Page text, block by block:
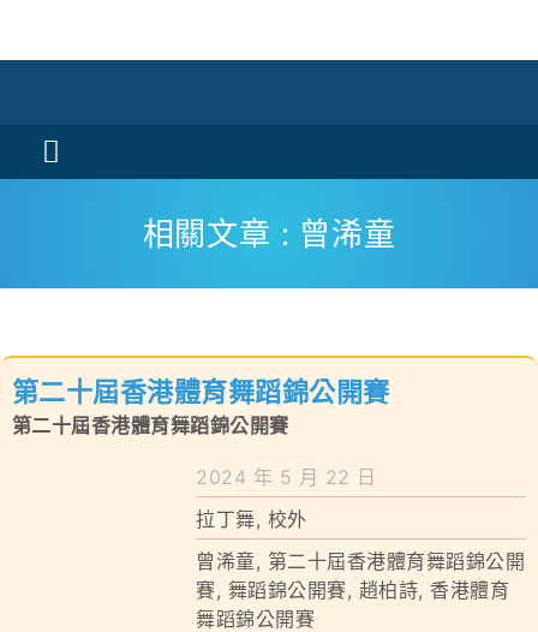
Toggle
校風及學生支援
相關文章 : 曾浠童
第二十屆香港體育舞蹈錦公開賽
第二十屆香港體育舞蹈錦公開賽
2024 年 5 月 22 日
拉丁舞, 校外
曾浠童, 第二十屆香港體育舞蹈錦公開
賽, 舞蹈錦公開賽, 趙柏詩,香港體育
舞蹈錦公開賽